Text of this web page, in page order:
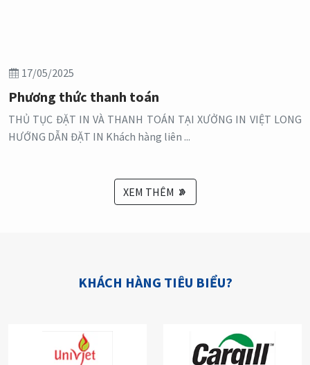
17/05/2025
Phương thức thanh toán
THỦ TỤC ĐẶT IN VÀ THANH TOÁN TẠI XƯỞNG IN VIỆT LONG
HƯỚNG DẪN ĐẶT IN Khách hàng liên ...
XEM THÊM
KHÁCH HÀNG TIÊU BIỂU?